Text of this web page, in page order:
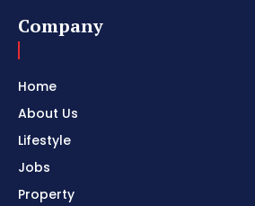
Company
Home
About Us
Lifestyle
Jobs
Property